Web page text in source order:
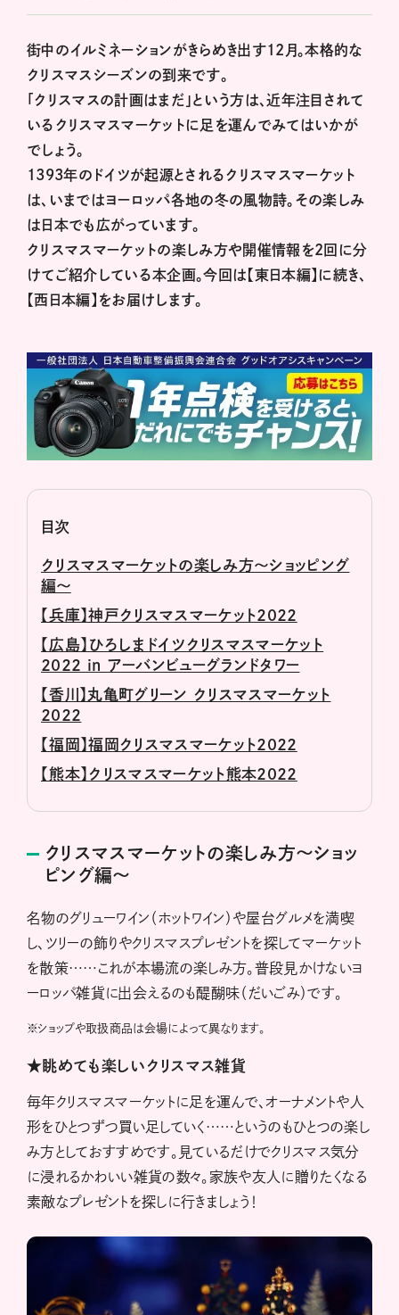
街中のイルミネーションがきらめき出す12月。本格的な
クリスマスシーズンの到来です。
「クリスマスの計画はまだ」という方は、近年注目されて
いるクリスマスマーケットに足を運んでみてはいかが
でしょう。
1393年のドイツが起源とされるクリスマスマーケット
は、いまではヨーロッパ各地の冬の風物詩。その楽しみ
は日本でも広がっています。
クリスマスマーケットの楽しみ方や開催情報を2回に分
けてご紹介している本企画。今回は【東日本編】に続き、
【西日本編】をお届けします。
目次
クリスマスマーケットの楽しみ方～ショッピング
編～
【兵庫】神戸クリスマスマーケット2022
【広島】ひろしまドイツクリスマスマーケット
2022 in アーバンビューグランドタワー
【香川】丸亀町グリーン クリスマスマーケット
2022
【福岡】福岡クリスマスマーケット2022
【熊本】クリスマスマーケット熊本2022
クリスマスマーケットの楽しみ方～ショッ
ピング編～
名物のグリューワイン（ホットワイン）や屋台グルメを満喫
し、ツリーの飾りやクリスマスプレゼントを探してマーケット
を散策……これが本場流の楽しみ方。普段見かけないヨ
ーロッパ雑貨に出会えるのも醍醐味（だいごみ）です。
※ショップや取扱商品は会場によって異なります。
★眺めても楽しいクリスマス雑貨
毎年クリスマスマーケットに足を運んで、オーナメントや人
形をひとつずつ買い足していく……というのもひとつの楽し
み方としておすすめです。見ているだけでクリスマス気分
に浸れるかわいい雑貨の数々。家族や友人に贈りたくなる
素敵なプレゼントを探しに行きましょう！